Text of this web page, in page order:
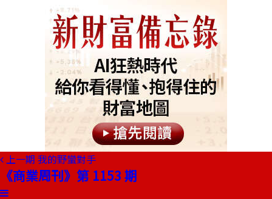
上一期 我的野蠻對手
《商業周刊》第 1153 期